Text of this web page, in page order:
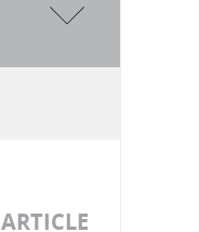
ARTICLE